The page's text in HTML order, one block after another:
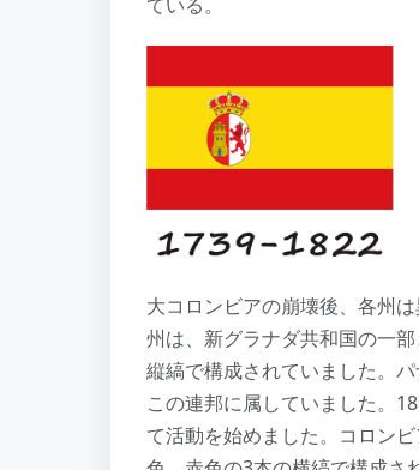
大コロンビアの崩壊後、各州
州は、新グラナダ共和国の一
縦縞で構成されていました。
この連邦に属していました。
て活動を始めました。コロン